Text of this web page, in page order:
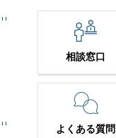
相談窓口
よくある質問